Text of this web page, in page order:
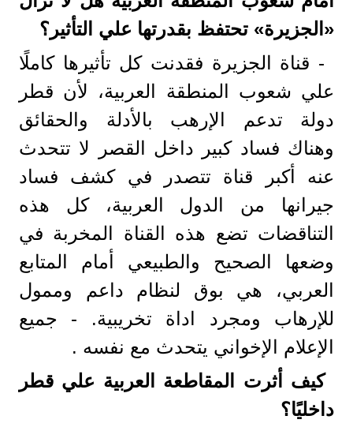
«الجزيرة» تحتفظ بقدرتها علي التأثير؟
- قناة الجزيرة فقدنت كل تأثيرها كاملًا
علي شعوب المنطقة العربية، لأن قطر
دولة تدعم الإرهب بالأدلة والحقائق
وهناك فساد كبير داخل القصر لا تتحدث
عنه أكبر قناة تتصدر في كشف فساد
جيرانها من الدول العربية، كل هذه
التناقضات تضع هذه القناة المخربة في
وضعها الصحيح والطبيعي أمام المتابع
العربي، هي بوق لنظام داعم وممول
للإرهاب ومجرد اداة تخريبية. - جميع
الإعلام الإخواني يتحدث مع نفسه .
كيف أثرت المقاطعة العربية علي قطر
داخليًا؟